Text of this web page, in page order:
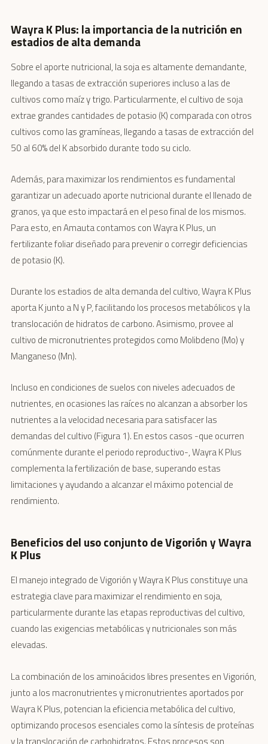
Wayra K Plus: la importancia de la nutrición en
estadios de alta demanda
Sobre el aporte nutricional, la soja es altamente demandante,
llegando a tasas de extracción superiores incluso a las de
cultivos como maíz y trigo. Particularmente, el cultivo de soja
extrae grandes cantidades de potasio (K) comparada con otros
cultivos como las gramíneas, llegando a tasas de extracción del
50 al 60% del K absorbido durante todo su ciclo.
Además, para maximizar los rendimientos es fundamental
garantizar un adecuado aporte nutricional durante el llenado de
granos, ya que esto impactará en el peso final de los mismos.
Para esto, en Amauta contamos con Wayra K Plus, un
fertilizante foliar diseñado para prevenir o corregir deficiencias
de potasio (K).
Durante los estadios de alta demanda del cultivo, Wayra K Plus
aporta K junto a N y P, facilitando los procesos metabólicos y la
translocación de hidratos de carbono. Asimismo, provee al
cultivo de micronutrientes protegidos como Molibdeno (Mo) y
Manganeso (Mn).
Incluso en condiciones de suelos con niveles adecuados de
nutrientes, en ocasiones las raíces no alcanzan a absorber los
nutrientes a la velocidad necesaria para satisfacer las
demandas del cultivo (Figura 1). En estos casos -que ocurren
comúnmente durante el periodo reproductivo-, Wayra K Plus
complementa la fertilización de base, superando estas
limitaciones y ayudando a alcanzar el máximo potencial de
rendimiento.
Beneficios del uso conjunto de Vigorión y Wayra
K Plus
El manejo integrado de Vigorión y Wayra K Plus constituye una
estrategia clave para maximizar el rendimiento en soja,
particularmente durante las etapas reproductivas del cultivo,
cuando las exigencias metabólicas y nutricionales son más
elevadas.
La combinación de los aminoácidos libres presentes en Vigorión,
junto a los macronutrientes y micronutrientes aportados por
Wayra K Plus, potencian la eficiencia metabólica del cultivo,
optimizando procesos esenciales como la síntesis de proteínas
y la translocación de carbohidratos. Estos procesos son